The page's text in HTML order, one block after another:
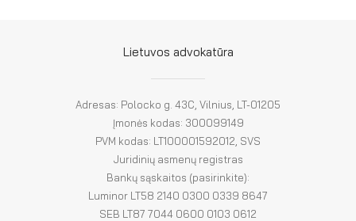
Lietuvos advokatūra
Adresas: Polocko g. 43C, Vilnius, LT-01205
Įmonės kodas: 300099149
PVM kodas: LT100001592012, SVS
Juridinių asmenų registras
Bankų sąskaitos (pasirinkite):
Luminor LT58 2140 0300 0339 8647
SEB LT87 7044 0600 0103 0612